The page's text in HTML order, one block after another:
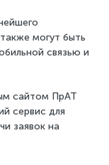
могут быть
связью и
сайтом ПрАТ
сервис для
заявок на